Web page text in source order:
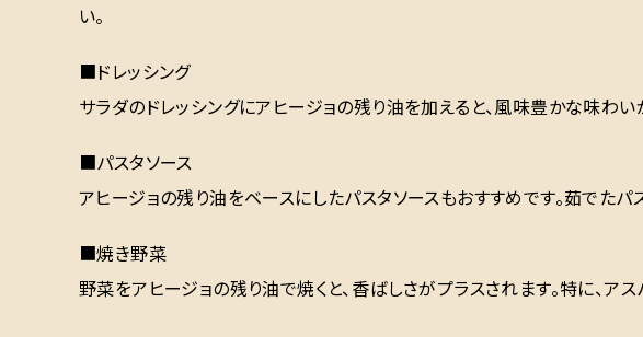
い。
■ドレッシング
サラダのドレッシングにアヒージョの残り油を加えると、風味豊かな味わ
■パスタソース
アヒージョの残り油をベースにしたパスタソースもおすすめです。茹でたパ
■焼き野菜
野菜をアヒージョの残り油で焼くと、香ばしさがプラスされます。特に、ア